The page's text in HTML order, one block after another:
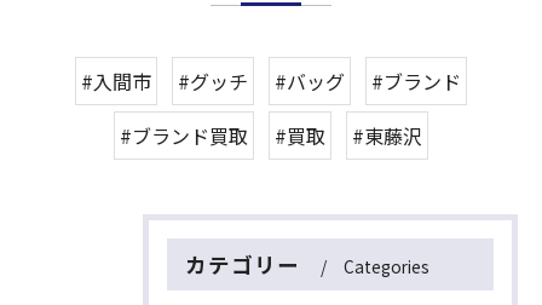
#入間市 #グッチ #バッグ
#ブランド
#ブランド買取
#買取 #東藤沢
カテゴリー Categories